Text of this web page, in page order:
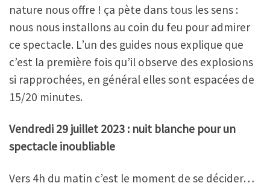
nature nous offre ! ça pète dans tous les sens :
nous nous installons au coin du feu pour admirer
ce spectacle. L’un des guides nous explique que
c’est la première fois qu’il observe des explosions
si rapprochées, en général elles sont espacées de
15/20 minutes.
Vendredi 29 juillet 2023 : nuit blanche pour un
spectacle inoubliable
Vers 4h du matin c’est le moment de se décider…